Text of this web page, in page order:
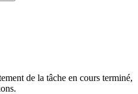
de la tâche en cours terminé,